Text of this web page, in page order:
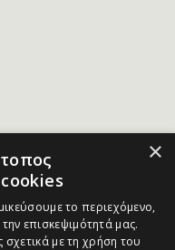
×
το περιεχόμενο,
επισκεψιμότητά μας.
με τη χρήση του